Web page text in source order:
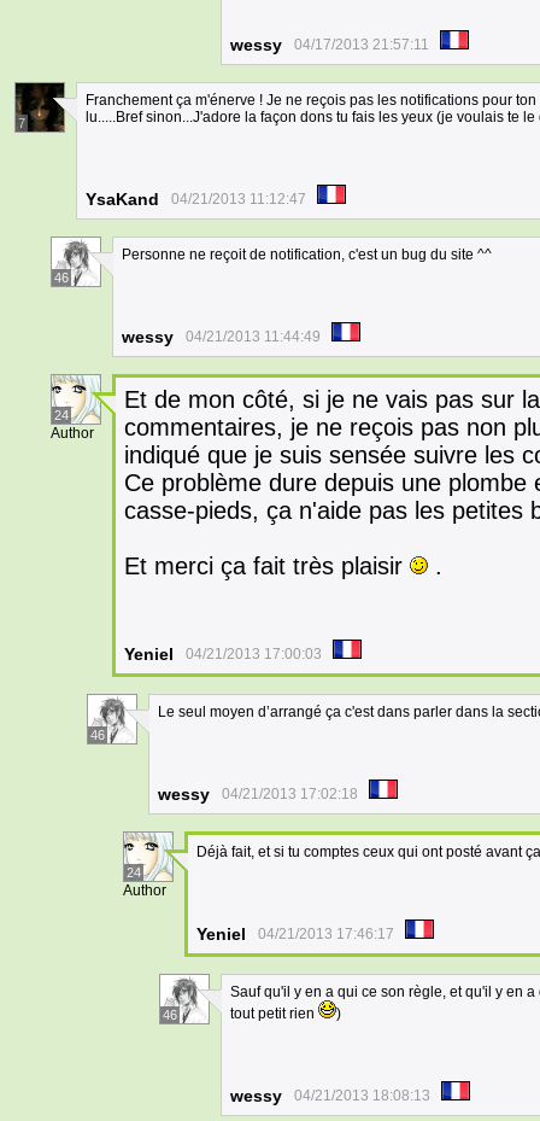
wessy 04/17/2013 21:57:11
7
Franchement ça m'énerve ! Je ne reçois pas les notifications pour
lu.....Bref sinon...J'adore la façon dons tu fais les yeux (je voulais te
YsaKand 04/21/2013 11:12:47
46
Personne ne reçoit de notification, c'est un bug du site ^^
wessy 04/21/2013 11:44:49
24
Author
Et de mon côté, si je ne vais pas sur
commentaires, je ne reçois pas non
indiqué que je suis sensée suivre les
Ce problème dure depuis une
casse-pieds, ça n'aide pas les petites
Et merci ça fait très plaisir .
Yeniel 04/21/2013 17:00:03
46
Le seul moyen d’arrangé ça c'est dans parler dans la
wessy 04/21/2013 17:02:18
24
Author
Déjà fait, et si tu comptes ceux qui ont posté avant
Yeniel 04/21/2013 17:46:17
46
Sauf qu'il y en a qui ce son règle, et qu'il y en
tout petit rien
)
wessy 04/21/2013 18:08:13